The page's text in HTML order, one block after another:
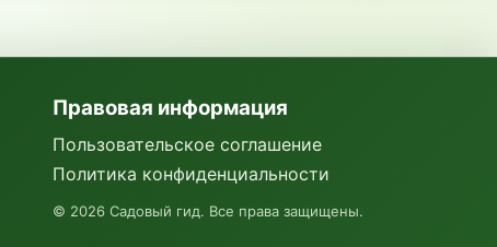
Правовая информация
Пользовательское соглашение
Политика конфиденциальности
© 2026 Садовый гид. Все права защищены.